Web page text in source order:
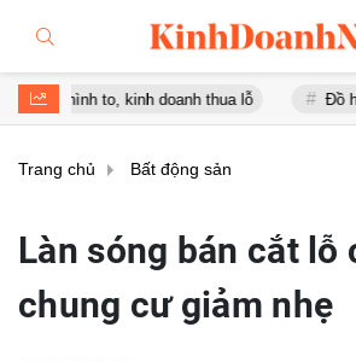
to, kinh doanh thua lỗ Đồ hộp Hạ
Trang chủ Bất động sản
Làn sóng bán cắt lỗ
chung cư giảm nhẹ